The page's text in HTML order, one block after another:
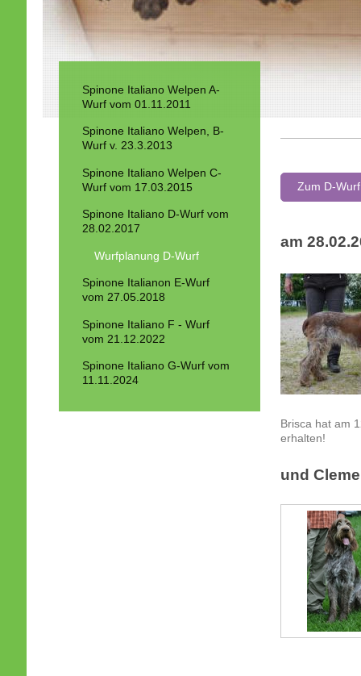
Zum D-Wurf
am
Brisca hat am
erhalten!
und
Spinone Italiano Welpen A-
Wurf vom 01.11.2011
Spinone Italiano Welpen, B-
Wurf v. 23.3.2013
Spinone Italiano Welpen C-
Wurf vom 17.03.2015
Spinone Italiano D-Wurf vom
28.02.2017
Wurfplanung D-Wurf
Spinone Italianon E-Wurf
vom 27.05.2018
Spinone Italiano F - Wurf
vom 21.12.2022
Spinone Italiano G-Wurf vom
11.11.2024